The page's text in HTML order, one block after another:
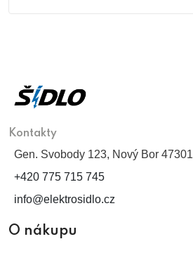
Kontakty
Gen. Svobody 123, Nový Bor 47301
+420 775 715 745
info@elektrosidlo.cz
O nákupu